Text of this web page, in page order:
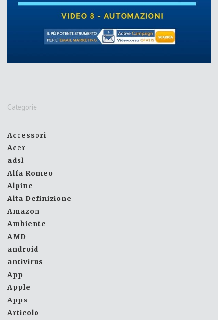
Categorie
Accessori
Acer
adsl
Alfa Romeo
Alpine
Alta Definizione
Amazon
Ambiente
AMD
android
antivirus
App
Apple
Apps
Articolo